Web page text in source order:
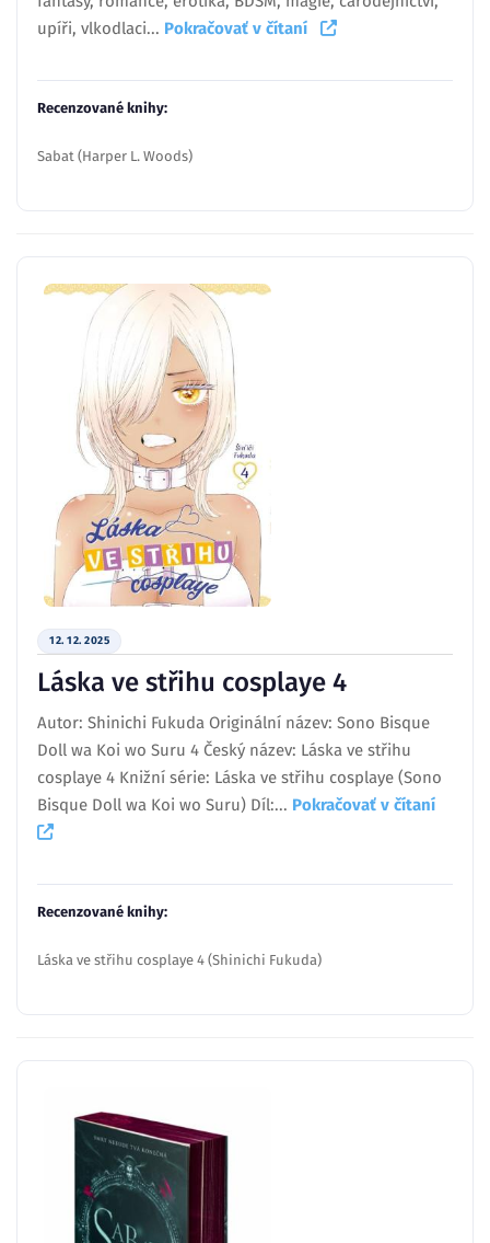
upíři, vlkodlaci... Pokračovať v čítaní
Recenzované knihy:
Sabat (Harper L. Woods)
12. 12. 2025
Láska ve střihu cosplaye 4
Autor: Shinichi Fukuda Originální název: Sono Bisque
Doll wa Koi wo Suru 4 Český název: Láska ve střihu
cosplaye 4 Knižní série: Láska ve střihu cosplaye (Sono
Bisque Doll wa Koi wo Suru) Díl:... Pokračovať v čítaní
Recenzované knihy:
Láska ve střihu cosplaye 4 (Shinichi Fukuda)